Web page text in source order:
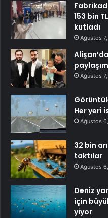
153 bin
kutladı
Ağustos
Ağustos
Her yeri
Ağustos
32 bin
taktılar
Ağustos
Deniz
için
yiyor